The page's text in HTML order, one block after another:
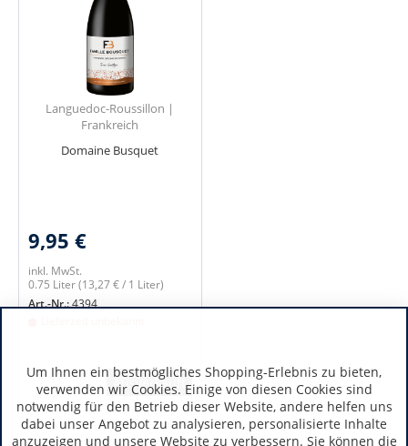
Languedoc-Roussillon |
Frankreich
Domaine Busquet
9,95 €
inkl. MwSt.
0.75 Liter(13,27 € / 1 Liter)
Art.-Nr.:4394
Ausverkauft
Um Ihnen ein bestmögliches Shopping-Erlebnis zu bieten,
verwenden wir Cookies. Einige von diesen Cookies sind
notwendig für den Betrieb dieser Website, andere helfen uns
dabei unser Angebot zu analysieren, personalisierte Inhalte
anzuzeigen und unsere Website zu verbessern. Sie können die